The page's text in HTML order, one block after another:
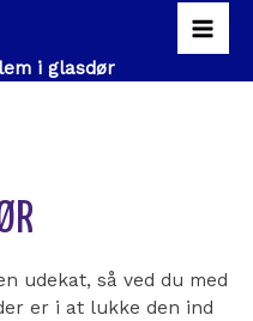
i glasdør
udekat, så ved du med
er i at lukke den ind